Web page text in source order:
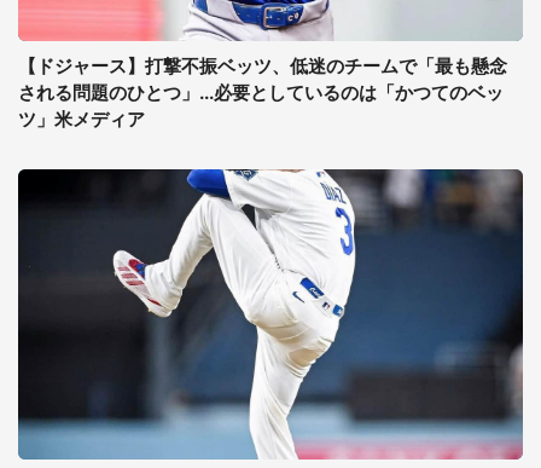
【ドジャース】打撃不振ベッツ、低迷のチームで「最も懸念
される問題のひとつ」...必要としているのは「かつてのベッ
ツ」米メディア